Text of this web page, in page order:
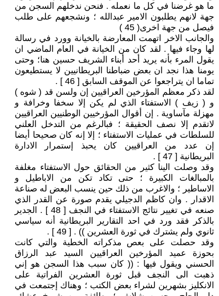
ما هو غرضنا في كل ما نعمله . فنحن ندخلهم السجن من
جهة لانهم يطلبون الامير عبدالله ؛ ونشجعهم على طلب
فيصل من جهة اخرى( 45 )
والجانب الاخر اتهمت المعارضة بالخيانة وورد في رسالة
لها وجاء فيها . لقد كان من الخيانة في العام الماضي ان
يقول المرء بأنه يريد أحد أبناء الشريف حسين هنا؛ وحتى
يومنا هذا نجد ان بعض ضباطنا البريطانيين لا يستطيعون
تماما ان يتراجعوا عن الموقف السابق [ 46 ] .
لقد ذكر معظم المؤرخين العراقيين إن ولسن قد ( شوه )
و ( زيف ) الاستفتاء الذي لم يكن إلا سخفا وخرافة و
مهزلة مآساوية . إن أقوال المؤرخيين الوطنيين العراقيين
لاتقدم إلا نصف الحقيقة ؛ فبالرغم من التدخل العلني
للسلطات في عمليات الاستفتاء ؛ إلا إنه كان صحيحا أيضا
إن عدد من العراقيين كان يحبذ إستمرار الادارة
البريطانية [ 47 ] .
وقد وصلت الينا كثير من الحقائق حول الاستفتاء مغلفة
بالمبالغات الكبيرة ؛ حتى تكاد تكن من الاباطيل و
الاساطير ؛ والاغرب من ذلك حين ينسب البعض له صناعة
الاقدار . وان كاظم الدجيلي يقدم صورة عن القدر الذي
صنعه في تغيير نتائج الاستفتاء في النجف [ 48 ] . الجدير
بالذكر فقد ورد في احد التقارير البريطانية أنه سياسي
ثانوي ولم يشترك في ثورة العشرين )) . [ 49 ] .
وقد حصلت على بعص مذكراته الخطية والتي كانت
بحوزة عميد المؤرخين العراقيين السيد عبد الرزاق
الحسني ويقول فيها : (( كان سبب هذا السجن هو إني
ذهبت الى النجف قبل ثورة العشرين الفراتية على
الانكليز بشهرين لشراء بعض الكتب ؛ وهناك إجتمعت في